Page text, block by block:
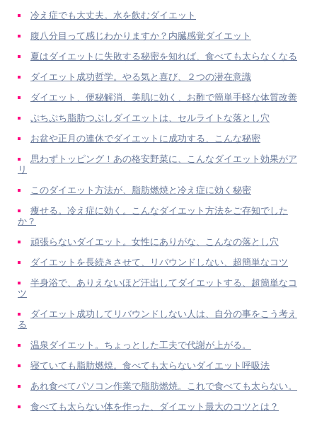
冷え症でも大丈夫。水を飲むダイエット
腹八分目って感じわかりますか？内臓感覚ダイエット
夏はダイエットに失敗する秘密を知れば、食べても太らなくなる
ダイエット成功哲学。やる気と喜び、２つの潜在意識
ダイエット、便秘解消、美肌に効く、お酢で簡単手軽な体質改善
ぷちぷち脂肪つぶしダイエットは、セルライトな落とし穴
お盆や正月の連休でダイエットに成功する、こんな秘密
思わずトッピング！あの格安野菜に、こんなダイエット効果がア
リ
このダイエット方法が、脂肪燃焼と冷え症に効く秘密
痩せる。冷え症に効く。こんなダイエット方法をご存知でした
か？
頑張らないダイエット。女性にありがな、こんなの落とし穴
ダイエットを長続きさせて、リバウンドしない、超簡単なコツ
半身浴で、ありえないほど汗出してダイエットする、超簡単なコ
ツ
ダイエット成功してリバウンドしない人は、自分の事をこう考え
る
温泉ダイエット。ちょっとした工夫で代謝が上がる。
寝ていても脂肪燃焼。食べても太らないダイエット呼吸法
あれ食べてパソコン作業で脂肪燃焼。これで食べても太らない。
食べても太らない体を作った、ダイエット最大のコツとは？